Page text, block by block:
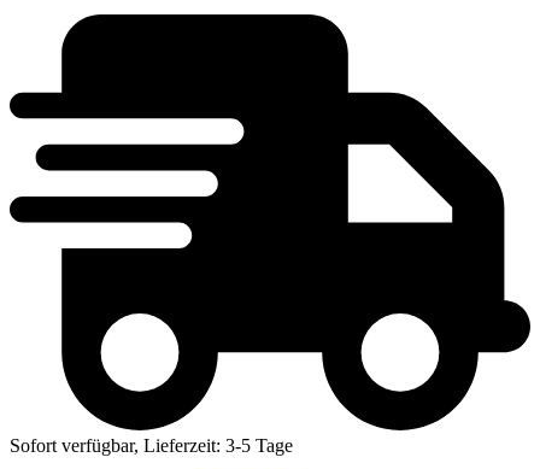
Sofort verfügbar, Lieferzeit: 3-5 Tage